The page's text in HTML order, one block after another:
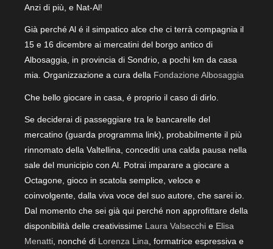
Anzi di più, e Nat-Al!
Già perché Al é il simpatico alce che ci terrà compagnia il
15 e 16 dicembre ai mercatini del borgo antico di
Albosaggia, in provincia di Sondrio, a pochi km da casa
mia. Organizzazione a cura della Fondazione Albosaggia
Che bello giocare in casa, é proprio il caso di dirlo.
Se deciderai di passeggiare tra le bancarelle del
mercatino (guarda programma link), probabilmente il più
rinnomato della Valtellina, concediti una calda pausa nella
sale del municipio con Al. Potrai imparare a giocare a
Octagone, gioco in scatola semplice, veloce e
coinvolgente, dalla viva voce del suo autore, che sarei io.
Dal momento che sei già qui perché non approfittare della
disponibilità delle creativissime Laura Valsecchi e Elisa
Menatti, nonché di Lorenza Lina, formatrice espressiva e